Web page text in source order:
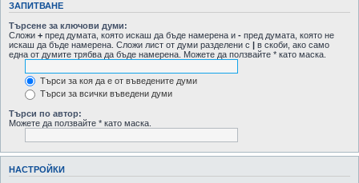
ЗАПИТВАНЕ
Търсене за ключови думи:
Сложи + пред думата, която искаш да бъде намерена и - пред думата, която не
искаш да бъде намерена. Сложи лист от думи разделени с | в скоби, ако само
една от думите трябва да бъде намерена. Можете да ползвайте * като маска.
Търси за коя да е от въведените думи
Търси за всички въведени думи
Търси по автор:
Можете да ползвайте * като маска.
НАСТРОЙКИ